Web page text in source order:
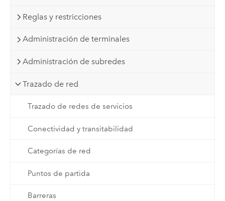
Reglas y restricciones
Administración de terminales
Administración de subredes
Trazado de red
Trazado de redes de servicios
Conectividad y transitabilidad
Categorías de red
Puntos de partida
Barreras